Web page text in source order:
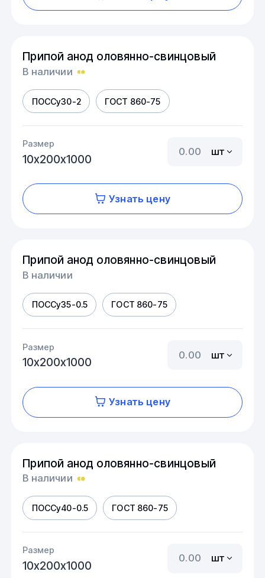
Припой анод оловянно-свинцовый
В наличии
ПОССу30-2 ГОСТ 860-75
Размер
10х200х1000
шт
Узнать цену
Припой анод оловянно-свинцовый
В наличии
ПОССу35-0.5 ГОСТ 860-75
Размер
10х200х1000
шт
Узнать цену
Припой анод оловянно-свинцовый
В наличии
ПОССу40-0.5 ГОСТ 860-75
Размер
10х200х1000
шт